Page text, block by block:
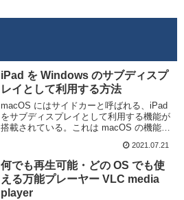
iPad を Windows のサブディスプ
レイとして利用する方法
macOS にはサイドカーと呼ばれる、iPad
をサブディスプレイとして利用する機能が
搭載されている。これは macOS の機能な
かし、iPad ユーザーの中には Windows を
利用している...
2021.07.21
何でも再生可能・どの OS でも使
える万能プレーヤー VLC media
player